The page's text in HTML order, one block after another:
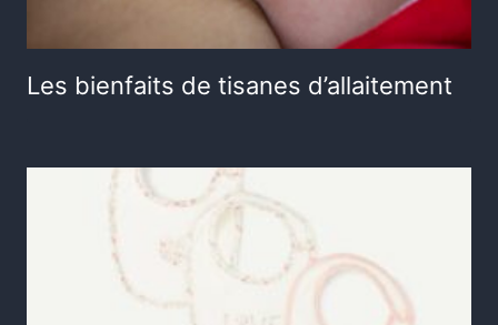
Les bienfaits de tisanes d’allaitement